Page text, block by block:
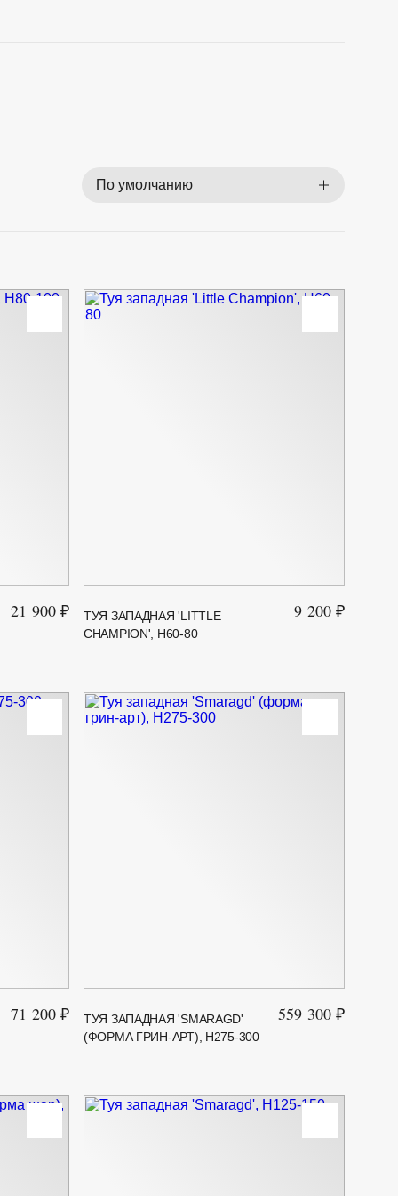
По умолчанию
21 900 ₽
ТУЯ ЗАПАДНАЯ 'LITTLE
CHAMPION', H60-80
9 200 ₽
71 200 ₽
ТУЯ ЗАПАДНАЯ 'SMARAGD'
(ФОРМА ГРИН-АРТ), H275-300
559 300 ₽